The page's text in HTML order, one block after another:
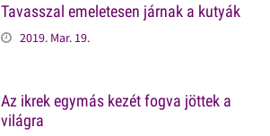
Tavasszal emeletesen járnak a kutyák
2019. Mar. 19.
Az ikrek egymás kezét fogva jöttek a
világra